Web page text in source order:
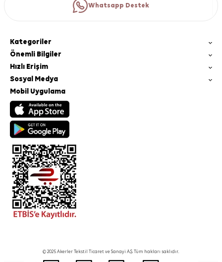
Whatsapp Destek
Kategoriler
Önemli Bilgiler
Hızlı Erişim
Sosyal Medya
Mobil Uygulama
© 2025 Akerler Tekstil Ticaret ve Sanayi A.Ş. Tüm hakları saklıdır.